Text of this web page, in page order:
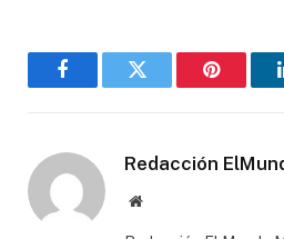
FacebookGorjeo Pinterest
Redacción
Sitio